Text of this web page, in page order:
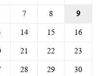
7 8 9
14 15 16
21 22 23
28 29 30